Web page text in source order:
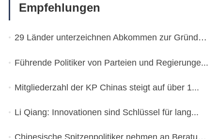
Empfehlungen
29 Länder unterzeichnen Abkommen zur Gründung ...
Führende Politiker von Parteien und Regierunge...
Mitgliederzahl der KP Chinas steigt auf über 1...
Li Qiang: Innovationen sind Schlüssel für lang...
Chinesische Spitzenpolitiker nehmen an Beratun...